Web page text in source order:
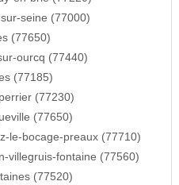
seine (77000)
(77650)
ourcq (77440)
(77185)
(77230)
(77650)
le-bocage-preaux (77710)
villegruis-fontaine (77560)
(77520)